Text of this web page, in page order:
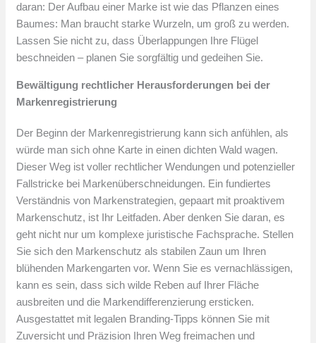
daran: Der Aufbau einer Marke ist wie das Pflanzen eines
Baumes: Man braucht starke Wurzeln, um groß zu werden.
Lassen Sie nicht zu, dass Überlappungen Ihre Flügel
beschneiden – planen Sie sorgfältig und gedeihen Sie.
Bewältigung rechtlicher Herausforderungen bei der
Markenregistrierung
Der Beginn der Markenregistrierung kann sich anfühlen, als
würde man sich ohne Karte in einen dichten Wald wagen.
Dieser Weg ist voller rechtlicher Wendungen und potenzieller
Fallstricke bei Markenüberschneidungen. Ein fundiertes
Verständnis von Markenstrategien, gepaart mit proaktivem
Markenschutz, ist Ihr Leitfaden. Aber denken Sie daran, es
geht nicht nur um komplexe juristische Fachsprache. Stellen
Sie sich den Markenschutz als stabilen Zaun um Ihren
blühenden Markengarten vor. Wenn Sie es vernachlässigen,
kann es sein, dass sich wilde Reben auf Ihrer Fläche
ausbreiten und die Markendifferenzierung ersticken.
Ausgestattet mit legalen Branding-Tipps können Sie mit
Zuversicht und Präzision Ihren Weg freimachen und